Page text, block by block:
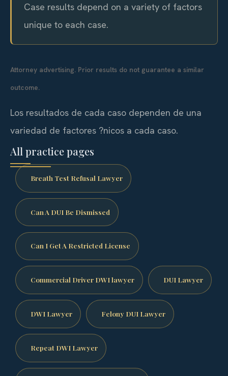
Case results depend on a variety of factors
unique to each case.
Attorney advertising. Prior results do not guarantee a similar
outcome.
Los resultados de cada caso dependen de una
variedad de factores ?nicos a cada caso.
All practice pages
Breath Test Refusal Lawyer
Can A DUI Be Dismissed
Can I Get A Restricted License
Commercial Driver DWI lawyer DUI Lawyer
DWI Lawyer Felony DUI Lawyer
Repeat DWI Lawyer